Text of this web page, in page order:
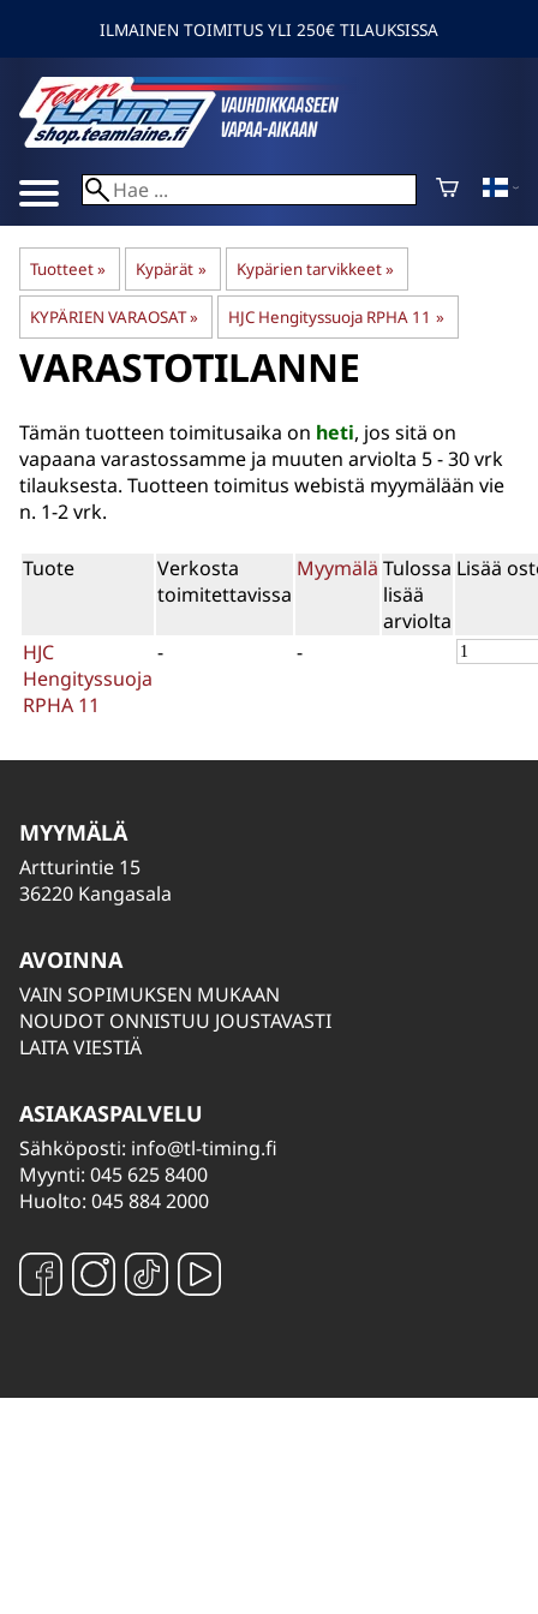
ILMAINEN TOIMITUS YLI 250€ TILAUKSISSA
Tuotteet‪» Kypärät ‪» Kypärien tarvikkeet‪»
KYPÄRIEN VARAOSAT‪» HJC Hengityssuoja RPHA 11 ‪»
VARASTOTILANNE
Tämän tuotteen toimitusaika on heti, jos sitä on
vapaana varastossamme ja muuten arviolta 5 - 30 vrk
tilauksesta. Tuotteen toimitus webistä myymälään vie
n. 1-2 vrk.
Tuote
Verkosta
toimitettavissa
Myymälä Tulossa
lisää
arviolta
Lisää
HJC
Hengityssuoja
RPHA 11
- -
MYYMÄLÄ
Artturintie 15
36220 Kangasala
AVOINNA
VAIN SOPIMUKSEN MUKAAN
NOUDOT ONNISTUU JOUSTAVASTI
LAITA VIESTIÄ
ASIAKASPALVELU
Sähköposti: info@tl-timing.fi
Myynti: 045 625 8400
Huolto: 045 884 2000